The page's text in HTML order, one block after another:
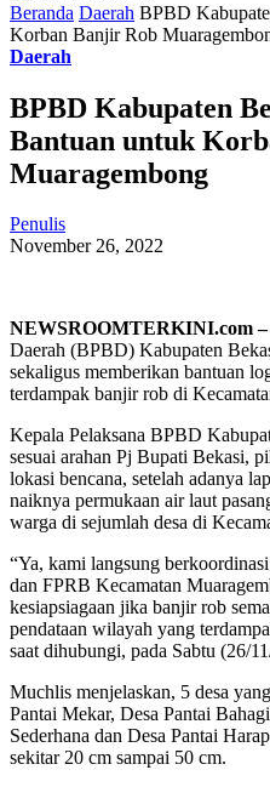
Beranda Daerah BPBD
Korban Banjir Rob
Daerah
BPBD Kabupaten
Bantuan untuk
Muaragembong
Penulis
November 26, 2022
NEWSROOMTERKINI.com –
Daerah (BPBD) Kabupaten
sekaligus memberikan bantuan
terdampak banjir rob di
Kepala Pelaksana BPBD
sesuai arahan Pj Bupati Bekasi,
lokasi bencana, setelah adanya
naiknya permukaan air laut
warga di sejumlah desa di
“Ya, kami langsung
dan FPRB Kecamatan
kesiapsiagaan jika banjir rob
pendataan wilayah yang
saat dihubungi, pada Sabtu (26/
Muchlis menjelaskan, 5 desa
Pantai Mekar, Desa Pantai
Sederhana dan Desa Pantai
sekitar 20 cm sampai 50 cm.